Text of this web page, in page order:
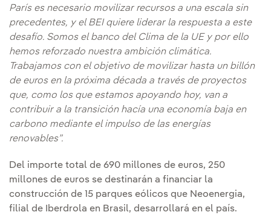
París es necesario movilizar recursos a una escala sin
precedentes, y el BEI quiere liderar la respuesta a este
desafío. Somos el banco del Clima de la UE y por ello
hemos reforzado nuestra ambición climática.
Trabajamos con el objetivo de movilizar hasta un billón
de euros en la próxima década a través de proyectos
que, como los que estamos apoyando hoy, van a
contribuir a la transición hacía una economía baja en
carbono mediante el impulso de las energías
renovables”.
Del importe total de 690 millones de euros, 250
millones de euros se destinarán a financiar la
construcción de 15 parques eólicos que Neoenergia,
filial de Iberdrola en Brasil, desarrollará en el país.